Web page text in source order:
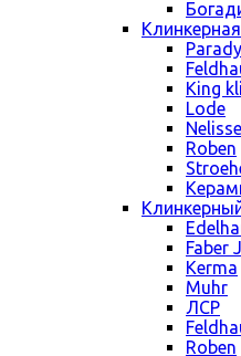
King
Lode
Roben
Faber
Kerma
Muhr
ЛСР
Roben